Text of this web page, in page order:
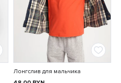
Лонгслив для мальчика